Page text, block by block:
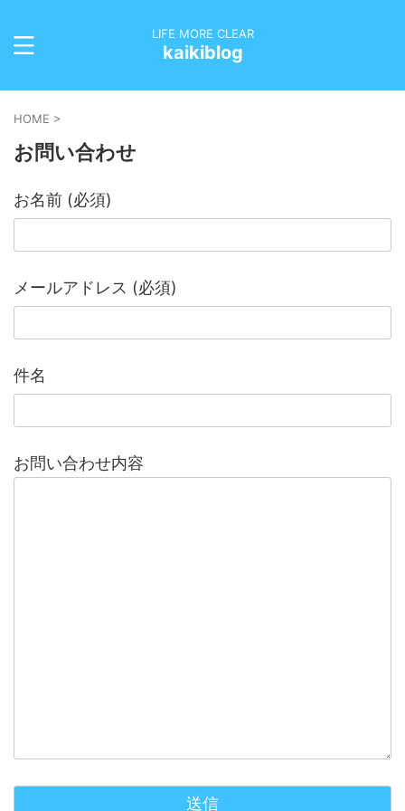
LIFE MORE CLEAR
kaikiblog
HOME >
お問い合わせ
お名前 (必須)
メールアドレス (必須)
件名
お問い合わせ内容